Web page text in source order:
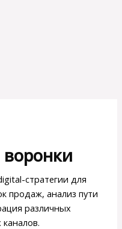
воронки
стратегии для
продаж, анализ пути
различных